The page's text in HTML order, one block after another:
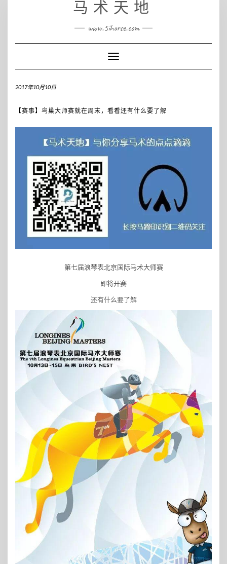
马术天地
www.5ihorse.com
Toggle
Navigation
2017年10月10日
【赛事】鸟巢大师赛就在周末，看看还有什么要了解
第七届浪琴表北京国际马术大师赛
即将开赛
还有什么要了解